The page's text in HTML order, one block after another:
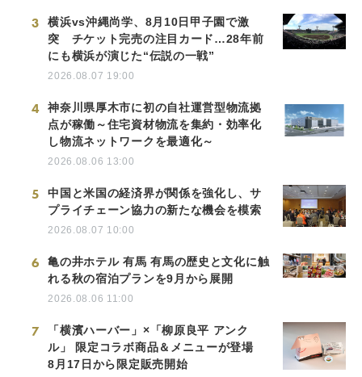
3
横浜vs沖縄尚学、8月10日甲子園で激
突 チケット完売の注目カード…28年前
にも横浜が演じた“伝説の一戦”
2026.08.07 19:00
4
神奈川県厚木市に初の自社運営型物流拠
点が稼働～住宅資材物流を集約・効率化
し物流ネットワークを最適化～
2026.08.06 13:00
5
中国と米国の経済界が関係を強化し、サ
プライチェーン協力の新たな機会を模索
2026.08.07 10:00
6
亀の井ホテル 有馬 有馬の歴史と文化に触
れる秋の宿泊プランを9月から展開
2026.08.06 11:00
7
「横濱ハーバー」×「柳原良平 アンク
ル」 限定コラボ商品＆メニューが登場
8月17日から限定販売開始